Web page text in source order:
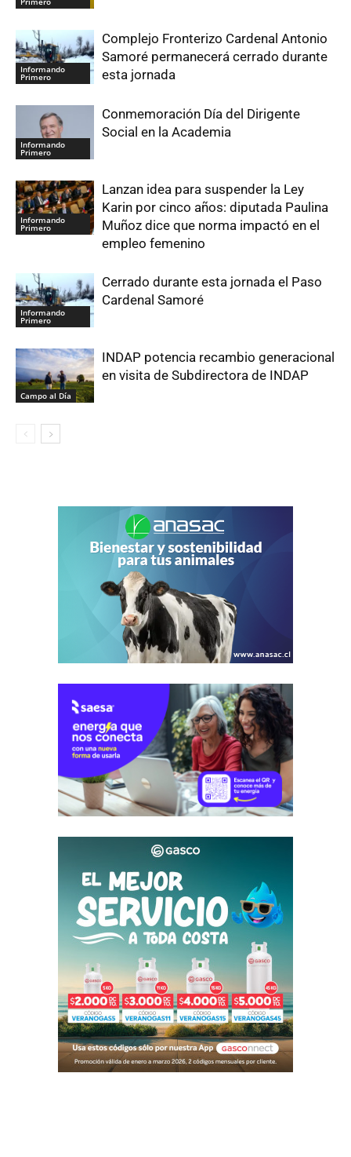
Informando
Primero
Complejo Fronterizo Cardenal Antonio
Samoré permanecerá cerrado durante
esta jornada
Informando
Primero
Conmemoración Día del Dirigente
Social en la Academia
Informando
Primero
Lanzan idea para suspender la Ley
Karin por cinco años: diputada Paulina
Muñoz dice que norma impactó en el
empleo femenino
Informando
Primero
Cerrado durante esta jornada el Paso
Cardenal Samoré
Campo al Día
INDAP potencia recambio generacional
en visita de Subdirectora de INDAP